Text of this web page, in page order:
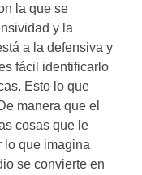
la que se
y la
a la defensiva y
fácil identificarlo
Esto lo que
manera que el
cosas que le
lo que imagina
se convierte en